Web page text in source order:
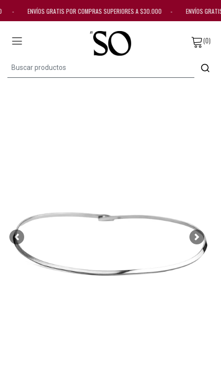
- ENVÍOS GRATIS POR COMPRAS SUPERIORES A $30.000 - ENVÍOS
(0)
Previous Next